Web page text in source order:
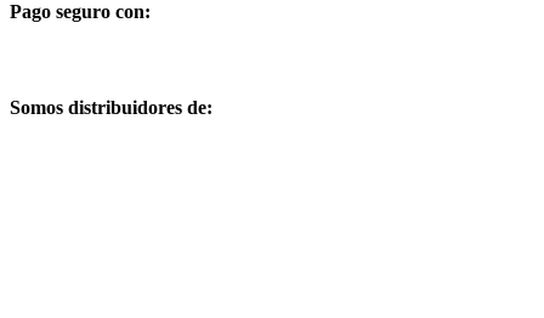
Pago seguro con:
Somos distribuidores de: